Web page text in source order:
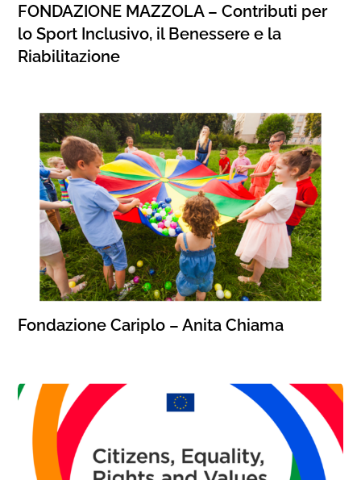
FONDAZIONE MAZZOLA – Contributi per
lo Sport Inclusivo, il Benessere e la
Riabilitazione
Fondazione Cariplo – Anita Chiama